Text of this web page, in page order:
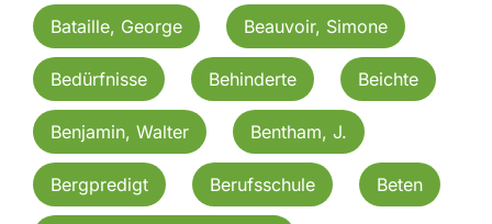
Bataille, George Beauvoir, Simone
Bedürfnisse Behinderte Beichte
Benjamin, Walter Bentham, J.
Bergpredigt Berufsschule Beten